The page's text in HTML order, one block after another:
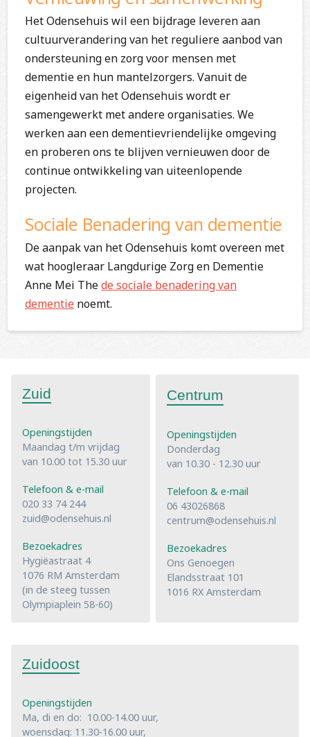
Het Odensehuis wil een bijdrage leveren aan
cultuurverandering van het reguliere aanbod van
ondersteuning en zorg voor mensen met
dementie en hun mantelzorgers. Vanuit de
eigenheid van het Odensehuis wordt er
samengewerkt met andere organisaties. We
werken aan een dementievriendelijke omgeving
en proberen ons te blijven vernieuwen door de
continue ontwikkeling van uiteenlopende
projecten.
Sociale Benadering van dementie
De aanpak van het Odensehuis komt overeen met
wat hoogleraar Langdurige Zorg en Dementie
Anne Mei Thede sociale benadering van
dementie noemt.
Zuid
Openingstijden
Maandag t/m vrijdag
van 10.00 tot 15.30 uur
Telefoon & e-mail
020 33 74 244
zuid@odensehuis.nl
Bezoekadres
Hygiëastraat 4
1076 RM Amsterdam
(in de steeg tussen
Olympiaplein 58-60)
Centrum
Openingstijden
Donderdag
van 10.30 - 12.30 uur
Telefoon & e-mail
06 43026868
centrum@odensehuis.nl
Bezoekadres
Ons Genoegen
Elandsstraat 101
1016 RX Amsterdam
Zuidoost
Openingstijden
Ma, di en do: 10.00-14.00 uur,
woensdag: 11.30-16.00 uur,